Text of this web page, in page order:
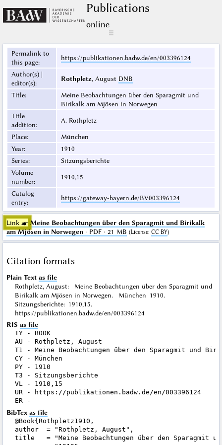
Publications
online
☰
Permalink to
this page:
https://publikationen.badw.de/en/003396124
Author(s) |
editor(s):
Rothpletz, August DNB
Title:
Meine Beobachtungen über den Sparagmit und
Birikalk am Mjösen in Norwegen
Title
addition:
A. Rothpletz
Place:
München
Year:
1910
Series:
Sitzungsberichte
Volume
number:
1910,15
Catalog
entry:
https://gateway-bayern.de/BV003396124
Link ☛ Meine Beobachtungen über den Sparagmit und Birikalk
am Mjösen in Norwegen· PDF · 21 MB (License: CC BY)
Citation formats
Plain Text as file
Rothpletz, August: Meine Beobachtungen über den Sparagmit und
Birikalk am Mjösen in Norwegen. München 1910.
Sitzungsberichte: 1910,15.
https://publikationen.badw.de/en/003396124
RIS as file
TY - BOOK
AU - Rothpletz, August
T1 - Meine Beobachtungen über den Sparagmit und
CY - München
PY - 1910
T3 - Sitzungsberichte
VL - 1910,15
UR - https://publikationen.badw.de/en/003396124
BibTex as file
@Book{Rothpletz1910,
author  = "Rothpletz, August",
title   = "Meine Beobachtungen über den Sparagmit